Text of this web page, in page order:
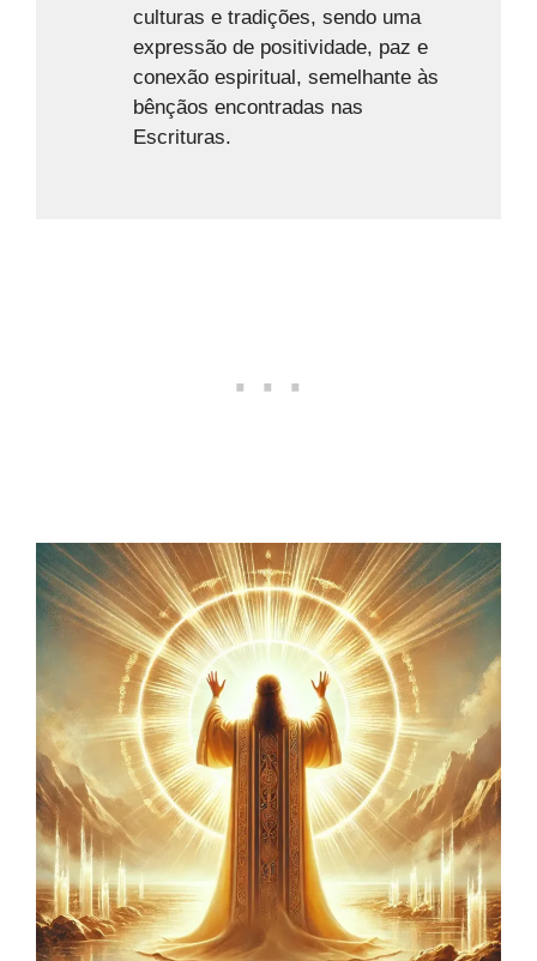
culturas e tradições, sendo uma
expressão de positividade, paz e
conexão espiritual, semelhante às
bênçãos encontradas nas
Escrituras.